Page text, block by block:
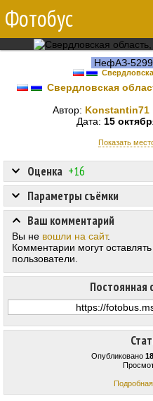
Фотобус
НефАЗ-
Свердловская
Автор: Konstantin71
Дата: 15
Показать
Опубликовано
Оценка +16
Постоянная
Параметры съёмки
Ваш комментарий
Вы не вошли на сайт.
Комментарии могут
пользователи.